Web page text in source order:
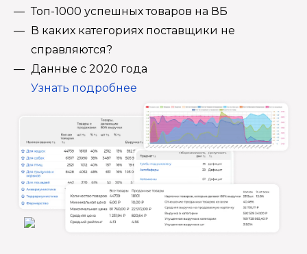
Топ-1000 успешных товаров на ВБ
В каких категориях поставщики не
справляются?
Данные с 2020 года
Узнать подробнее